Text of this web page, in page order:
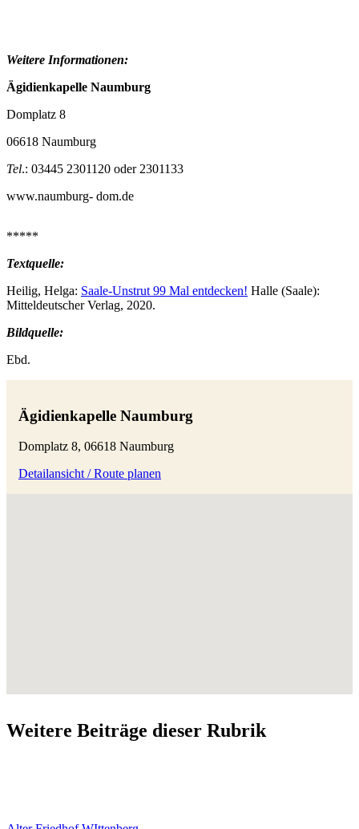
Weitere Informationen:
Ägidienkapelle Naumburg
Domplatz 8
06618 Naumburg
Tel.: 03445 2301120 oder 2301133
www.naumburg- dom.de
*****
Textquelle:
Heilig, Helga: Saale-Unstrut 99 Mal entdecken! Halle (Saale):
Mitteldeutscher Verlag, 2020.
Bildquelle:
Ebd.
Ägidienkapelle Naumburg
Domplatz 8, 06618 Naumburg
Detailansicht / Route planen
Weitere Beiträge dieser Rubrik